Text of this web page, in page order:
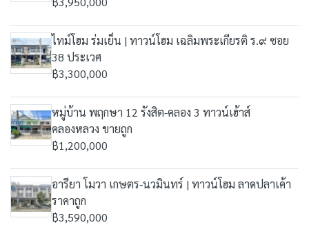
ไทม์โฮม ร่มเย็น | ทาวน์โฮม เฉลิมพระเกียรติ ร.๙ ซอย
38 ประเวศ
฿3,300,000
หมู่บ้าน พฤกษา 12 รังสิต-คลอง 3 ทาวน์เฮ้าส์
คลองหลวง ขายถูก
฿1,200,000
อารียา โมวา เกษตร-นวมินทร์ | ทาวน์โฮม ลาดปลาเค้า
ราคาถูก
฿3,590,000